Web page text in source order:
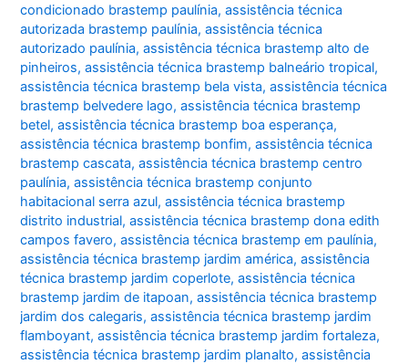
condicionado brastemp paulínia,assistência técnica
autorizada brastemp paulínia,assistência técnica
autorizado paulínia,assistência técnica brastemp alto de
pinheiros,assistência técnica brastemp balneário tropical,
assistência técnica brastemp bela vista,assistência técnica
brastemp belvedere lago,assistência técnica brastemp
betel,assistência técnica brastemp boa esperança,
assistência técnica brastemp bonfim,assistência técnica
brastemp cascata,assistência técnica brastemp centro
paulínia,assistência técnica brastemp conjunto
habitacional serra azul,assistência técnica brastemp
distrito industrial,assistência técnica brastemp dona edith
campos favero,assistência técnica brastemp em paulínia,
assistência técnica brastemp jardim américa,assistência
técnica brastemp jardim coperlote,assistência técnica
brastemp jardim de itapoan,assistência técnica brastemp
jardim dos calegaris,assistência técnica brastemp jardim
flamboyant,assistência técnica brastemp jardim fortaleza,
assistência técnica brastemp jardim planalto,assistência